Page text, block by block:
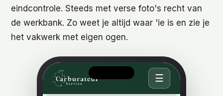
eindcontrole. Steeds met verse foto's recht van
de werkbank. Zo weet je altijd waar 'ie is en zie je
het vakwerk met eigen ogen.